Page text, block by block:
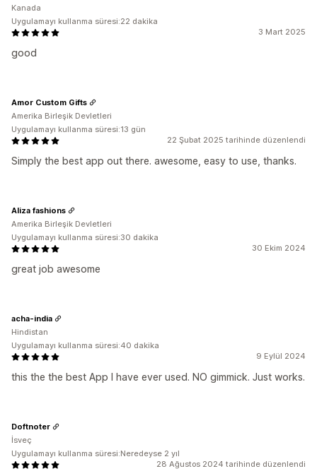
3 Mart 2025
good
Kanada
Uygulamayı kullanma süresi:22 dakika
22 Şubat 2025 tarihinde düzenlendi
Simply the best app out there. awesome, easy to use, thanks.
Amor Custom Gifts
Amerika Birleşik Devletleri
Uygulamayı kullanma süresi:13 gün
30 Ekim 2024
great job awesome
Aliza fashions
Amerika Birleşik Devletleri
Uygulamayı kullanma süresi:30 dakika
9 Eylül 2024
this the the best App I have ever used. NO gimmick. Just works.
acha-india
Hindistan
Uygulamayı kullanma süresi:40 dakika
28 Ağustos 2024 tarihinde düzenlendi
Doftnoter
İsveç
Uygulamayı kullanma süresi:Neredeyse 2 yıl